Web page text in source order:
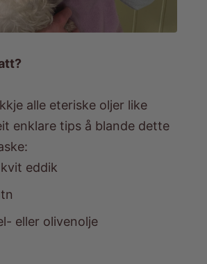
alle eteriske oljer like
enklare tips å blande dette
eddik
eller olivenolje